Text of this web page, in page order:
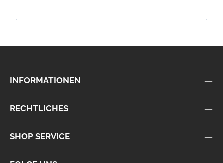
INFORMATIONEN
RECHTLICHES
SHOP SERVICE